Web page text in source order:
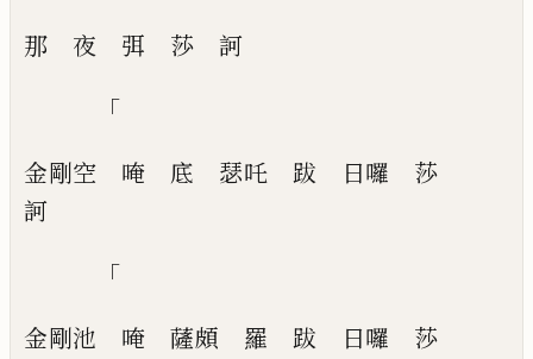
那 夜 弭 莎 訶
「
金剛空 唵 底 瑟吒 跋 日囉
莎
訶
「
金剛池 唵 薩頗 羅 跋 日囉
莎